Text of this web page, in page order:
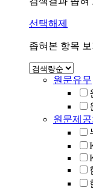
선택해제
좁혀본 항목
원문유무
원문제공